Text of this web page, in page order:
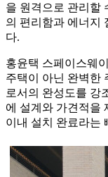
을 원격으로 관리할
의 편리함과 에너지
다.
홍윤택 스페이스웨
주택이 아닌 완벽한
로서의 완성도를 강
에 설계와 가견적을
이내 설치 완료라는